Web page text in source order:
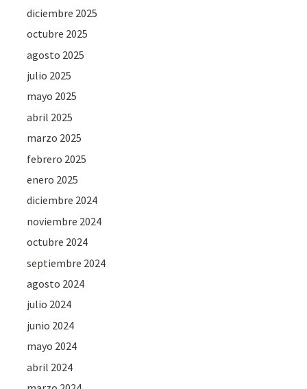
diciembre 2025
octubre 2025
agosto 2025
julio 2025
mayo 2025
abril 2025
marzo 2025
febrero 2025
enero 2025
diciembre 2024
noviembre 2024
octubre 2024
septiembre 2024
agosto 2024
julio 2024
junio 2024
mayo 2024
abril 2024